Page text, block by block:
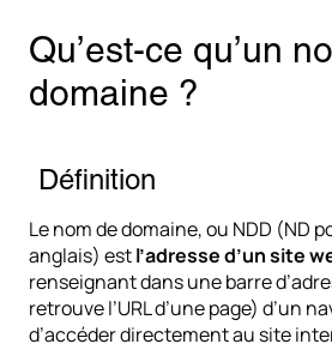
Qu’est-ce qu’un
domaine ?
Définition
Le nom de domaine, ou NDD (ND
anglais) estl’adresse d’un site
renseignant dans une barre
retrouve l’URL d’une page) d’un
d’accéder directement au site